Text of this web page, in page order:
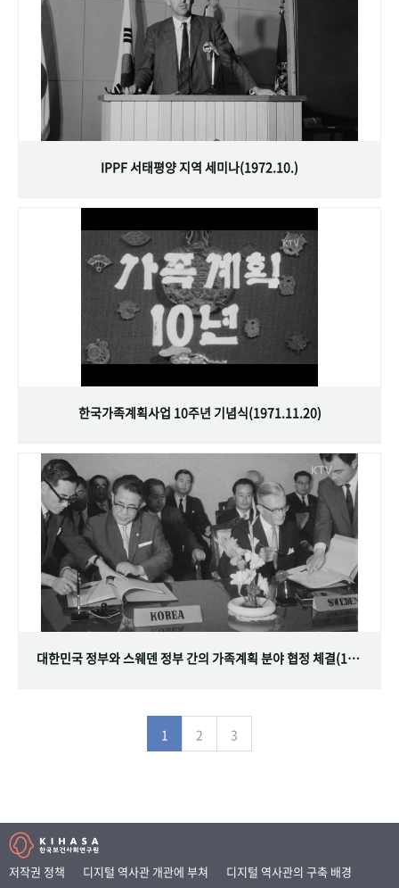
IPPF 서태평양 지역 세미나(1972.10.)
한국가족계획사업 10주년 기념식(1971.11.20)
대한민국 정부와 스웨덴 정부 간의 가족계획 분야 협정 체결(1968.07.12)
1 2 3
저작권 정책 디지털 역사관 개관에 부쳐
디지털 역사관의 구축 배경